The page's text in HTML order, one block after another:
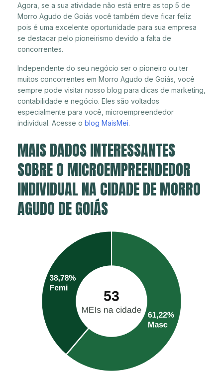
Agora, se a sua atividade não está entre as top 5 de
Morro Agudo de Goiás você também deve ficar feliz
pois é uma excelente oportunidade para sua empresa
se destacar pelo pioneirismo devido a falta de
concorrentes.
Independente do seu negócio ser o pioneiro ou ter
muitos concorrentes em Morro Agudo de Goiás, você
sempre pode visitar nosso blog para dicas de marketing,
contabilidade e negócio. Eles são voltados
especialmente para você, microempreendedor
individual. Acesse o blog MaisMei.
MAIS DADOS INTERESSANTES
SOBRE O MICROEMPREENDEDOR
INDIVIDUAL NA CIDADE DE MORRO
AGUDO DE GOIÁS